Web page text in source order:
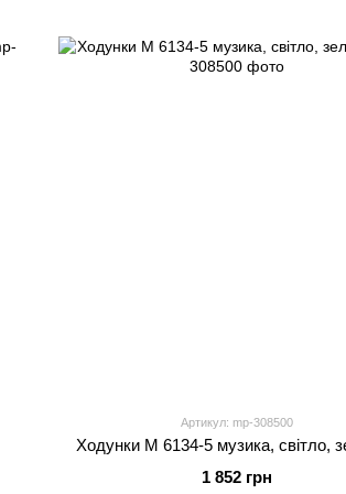
Артикул: mp-308500
Ходунки M 6134-5 музика, світло,
1 852 грн